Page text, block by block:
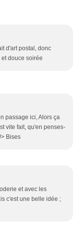
d'art postal, donc
douce soirée
passage ici, Alors ça
vite fait, qu'en penses-
Bises
et avec les
c'est une belle idée ;